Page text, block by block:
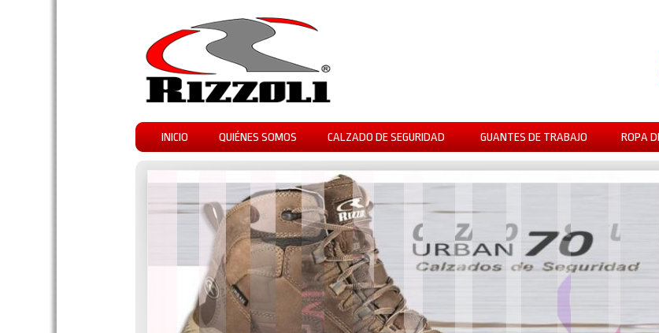
INICIO QUIÉNES SOMOS CALZADO DE SEGURIDAD GUANTES DE TRABAJO ROPA